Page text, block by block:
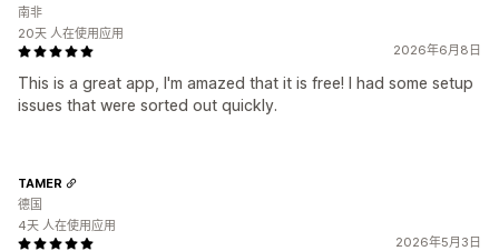
2026年6月8日
This is a great app, I'm amazed that it is free! I had some setup
issues that were sorted out quickly.
南非
20天 人在使用应用
2026年5月3日
TAMER
德国
4天 人在使用应用